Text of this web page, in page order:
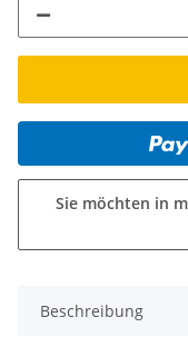
Sie möchten in
Beschreibung